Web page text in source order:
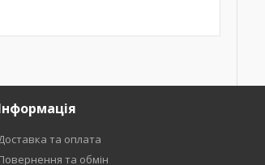
та оплата
та обмін